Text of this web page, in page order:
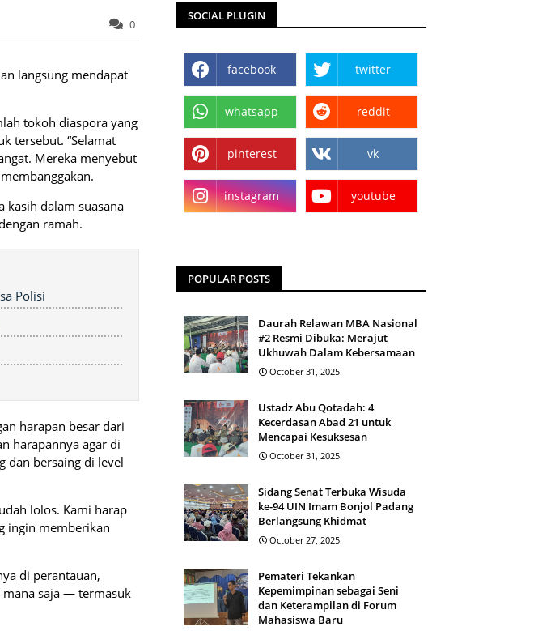
0
langsung mendapat
tokoh diaspora yang
tersebut. “Selamat
Mereka menyebut
kasih dalam suasana
ramah.
Polisi
harapan besar dari
harapannya agar di
dan bersaing di level
lolos. Kami harap
ingin memberikan
di perantauan,
mana saja — termasuk
SOCIAL PLUGIN
facebook twitter
whatsapp reddit
pinterest vk
instagram youtube
POPULAR POSTS
Daurah Relawan MBA Nasional
#2 Resmi Dibuka: Merajut
Ukhuwah Dalam Kebersamaan
October 31, 2025
Ustadz Abu Qotadah: 4
Kecerdasan Abad 21 untuk
Mencapai Kesuksesan
October 31, 2025
Sidang Senat Terbuka Wisuda
ke-94 UIN Imam Bonjol Padang
Berlangsung Khidmat
October 27, 2025
Pemateri Tekankan
Kepemimpinan sebagai Seni
dan Keterampilan di Forum
Mahasiswa Baru